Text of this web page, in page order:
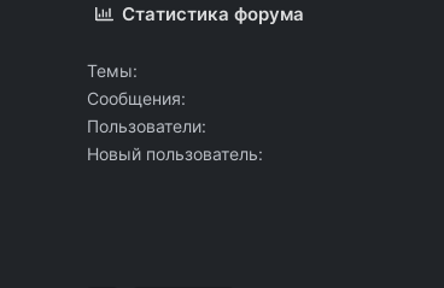
Статистика форума
Темы
Сообщения
Пользователи
Новый пользователь